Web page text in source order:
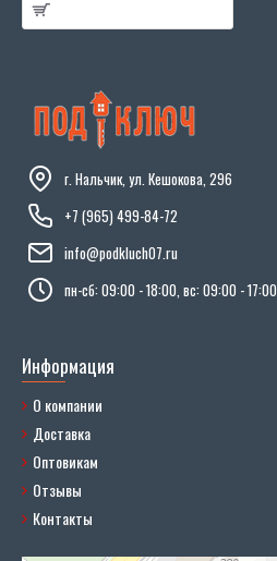
г. Нальчик, ул. Кешокова, 296
+7 (965) 499-84-72
info@podkluch07.ru
пн-сб: 09:00 - 18:00, вс: 09:00 - 17:00
Информация
О компании
Доставка
Оптовикам
Отзывы
Контакты